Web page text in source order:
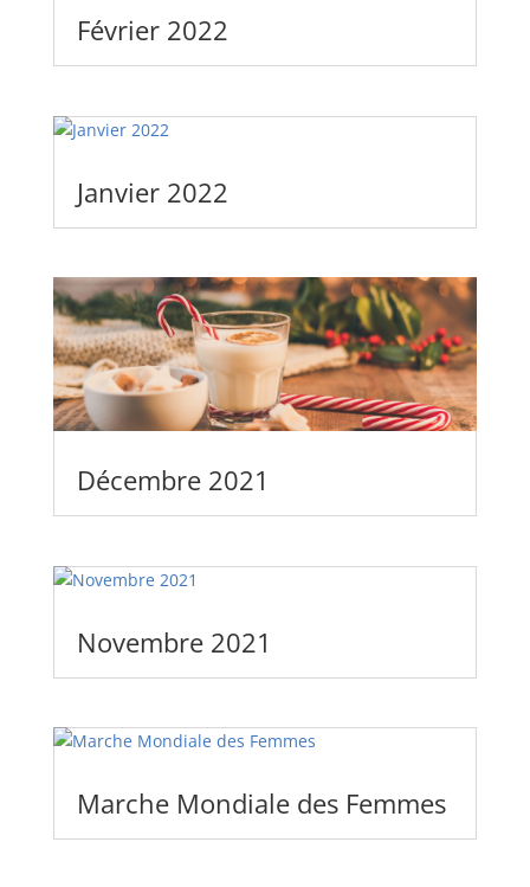
Février 2022
Janvier 2022
Décembre 2021
Novembre 2021
Marche Mondiale des Femmes